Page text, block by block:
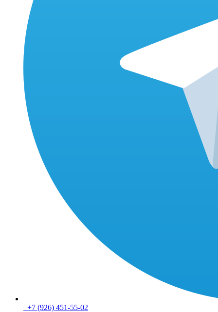
+7 (926) 451-55-02